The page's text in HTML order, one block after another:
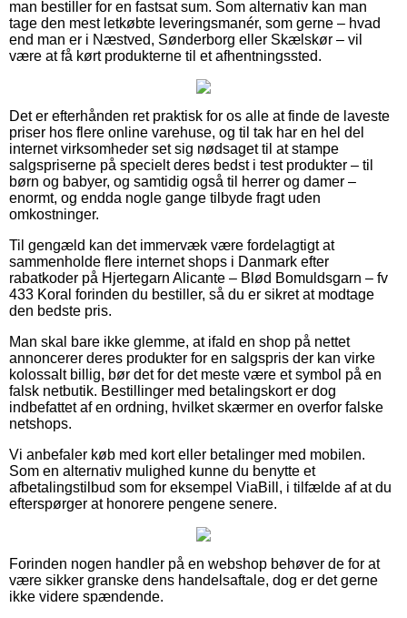
man bestiller for en fastsat sum. Som alternativ kan man
tage den mest letkøbte leveringsmanér, som gerne – hvad
end man er i Næstved, Sønderborg eller Skælskør – vil
være at få kørt produkterne til et afhentningssted.
Det er efterhånden ret praktisk for os alle at finde de laveste
priser hos flere online varehuse, og til tak har en hel del
internet virksomheder set sig nødsaget til at stampe
salgspriserne på specielt deres bedst i test produkter – til
børn og babyer, og samtidig også til herrer og damer –
enormt, og endda nogle gange tilbyde fragt uden
omkostninger.
Til gengæld kan det immervæk være fordelagtigt at
sammenholde flere internet shops i Danmark efter
rabatkoder på Hjertegarn Alicante – Blød Bomuldsgarn – fv
433 Koral forinden du bestiller, så du er sikret at modtage
den bedste pris.
Man skal bare ikke glemme, at ifald en shop på nettet
annoncerer deres produkter for en salgspris der kan virke
kolossalt billig, bør det for det meste være et symbol på en
falsk netbutik. Bestillinger med betalingskort er dog
indbefattet af en ordning, hvilket skærmer en overfor falske
netshops.
Vi anbefaler køb med kort eller betalinger med mobilen.
Som en alternativ mulighed kunne du benytte et
afbetalingstilbud som for eksempel ViaBill, i tilfælde af at du
efterspørger at honorere pengene senere.
Forinden nogen handler på en webshop behøver de for at
være sikker granske dens handelsaftale, dog er det gerne
ikke videre spændende.